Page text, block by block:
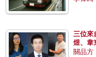
三位來
煜、韋
關品方